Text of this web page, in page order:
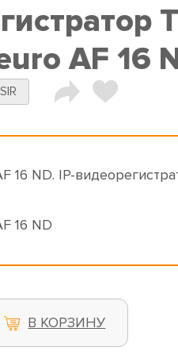
AF 16
16 ND. IP-
16 ND
В КОРЗИНУ